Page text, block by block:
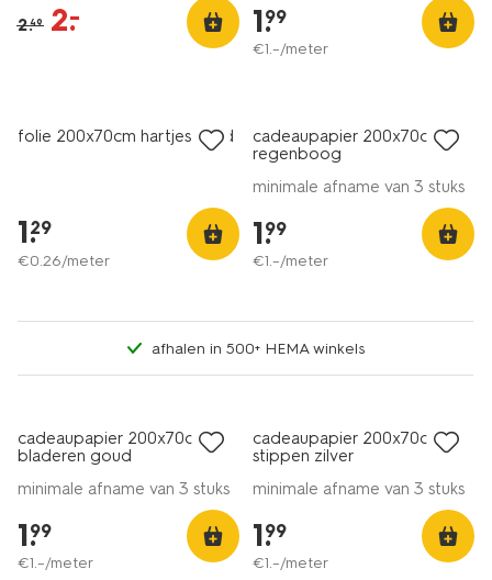
2.49 2.
– 1.
99
€1.–/meter
folie 200x70cm hartjes rood
1.
29
€0.26/meter
cadeaupapier 200x70cm
regenboog
minimale afname van 3 stuks
1.
99
€1.–/meter
afhalen in 500+ HEMA winkels
cadeaupapier 200x70cm
bladeren goud
minimale afname van 3 stuks
1.
99
€1.–/meter
cadeaupapier 200x70cm
stippen zilver
minimale afname van 3 stuks
1.
99
€1.–/meter